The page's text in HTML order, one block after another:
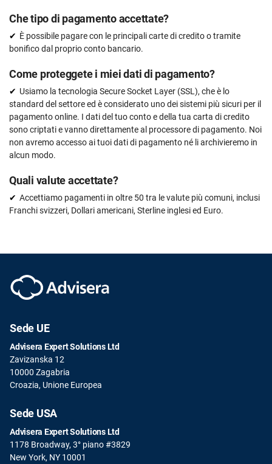
Che tipo di pagamento accettate?
È possibile pagare con le principali carte di credito o tramite
bonifico dal proprio conto bancario.
Come proteggete i miei dati di pagamento?
Usiamo la tecnologia Secure Socket Layer (SSL), che è lo
standard del settore ed è considerato uno dei sistemi più sicuri per il
pagamento online. I dati del tuo conto e della tua carta di credito
sono criptati e vanno direttamente al processore di pagamento. Noi
non avremo accesso ai tuoi dati di pagamento né li archivieremo in
alcun modo.
Quali valute accettate?
Accettiamo pagamenti in oltre 50 tra le valute più comuni, inclusi
Franchi svizzeri, Dollari americani, Sterline inglesi ed Euro.
Sede UE
Advisera Expert Solutions Ltd
Zavizanska 12
10000 Zagabria
Croazia, Unione Europea
Sede USA
Advisera Expert Solutions Ltd
1178 Broadway, 3° piano #3829
New York, NY 10001